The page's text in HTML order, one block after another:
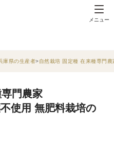
メニュー
庫県の生産者 自然栽培 固定種 在来種専門
門農家
使用 無肥料栽培の